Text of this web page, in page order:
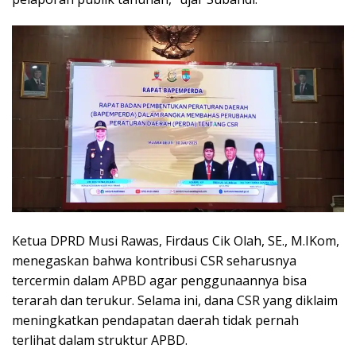
Ketua DPRD Musi Rawas, Firdaus Cik Olah, SE., M.IKom,
menegaskan bahwa kontribusi CSR seharusnya
tercermin dalam APBD agar penggunaannya bisa
terarah dan terukur. Selama ini, dana CSR yang diklaim
meningkatkan pendapatan daerah tidak pernah
terlihat dalam struktur APBD.